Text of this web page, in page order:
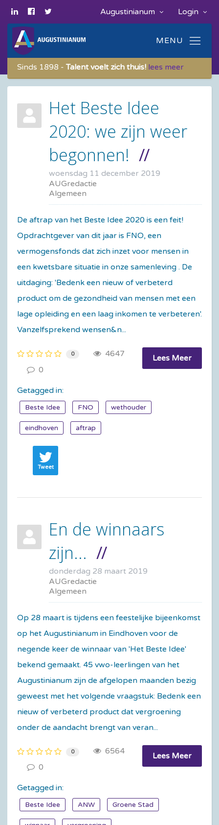
Login
Augustinianum
Sinds 1898 -Talent voelt zich thuis! lees meer
Het Beste Idee
2020: we zijn weer
begonnen!
woensdag 11 december 2019
AUGredactie
Algemeen
De aftrap van het Beste Idee 2020 is een feit!
Opdrachtgever van dit jaar is FNO, een
vermogensfonds dat zich inzet voor mensen in
een kwetsbare situatie in onze samenleving . De
uitdaging: 'Bedenk een nieuw of verbeterd
product om de gezondheid van mensen met een
lage opleiding en een laag inkomen te verbeteren'.
Vanzelfsprekend wensen&n...
Lees Meer
0
4647
0
Getagged in:
Beste Idee FNO wethouder
eindhoven aftrap
Tweet
En de winnaars
zijn...
donderdag 28 maart 2019
AUGredactie
Algemeen
Op 28 maart is tijdens een feestelijke bijeenkomst
op het Augustinianum in Eindhoven voor de
negende keer de winnaar van 'Het Beste Idee'
bekend gemaakt. 45 vwo-leerlingen van het
Augustinianum zijn de afgelopen maanden bezig
geweest met het volgende vraagstuk: Bedenk een
nieuw of verbeterd product dat vergroening
onder de aandacht brengt van veran...
Lees Meer
0
6564
0
Getagged in:
Beste Idee ANW Groene Stad